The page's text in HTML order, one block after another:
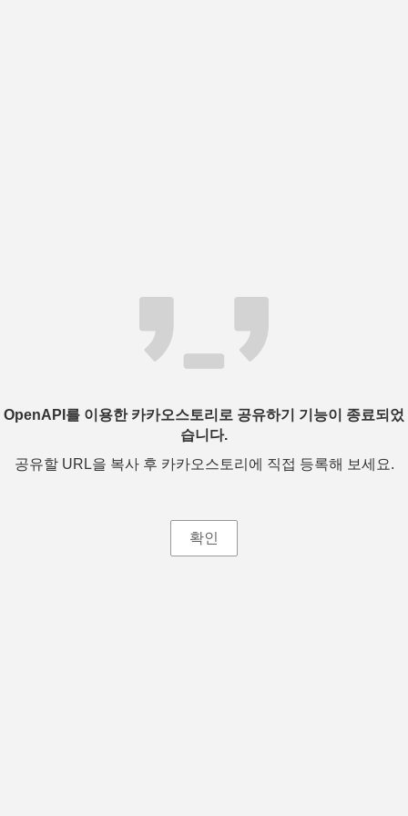
OpenAPI를 이용한 카카오스토리로 공유하기 기능이 종료되었
습니다.
공유할 URL을 복사 후 카카오스토리에 직접 등록해 보세요.
확인